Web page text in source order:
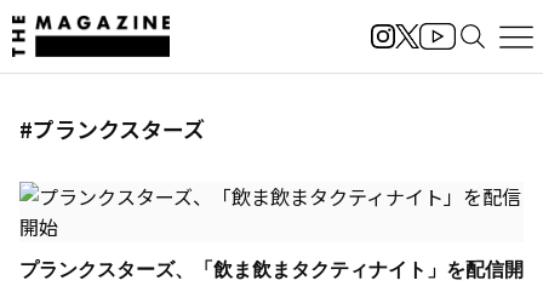
#プランクスターズ
プランクスターズ、「飲ま飲まタクティナイト」を配信開